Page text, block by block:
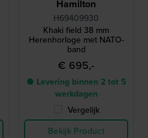
Hamilton
H69409930
Khaki field 38 mm
Herenhorloge met NATO-
band
€ 695,-
● Levering binnen 2 tot 5
werkdagen
Vergelijk
Bekijk Product